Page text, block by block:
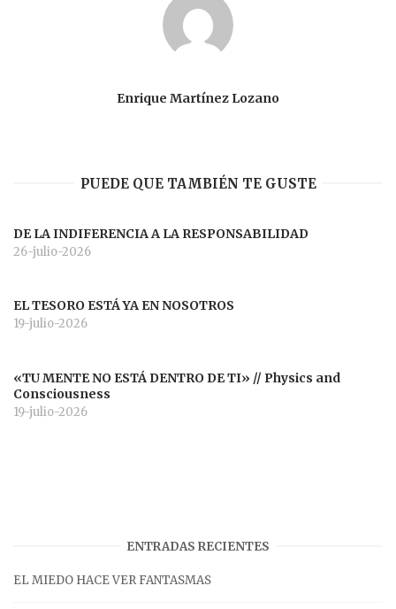
Enrique Martínez Lozano
PUEDE QUE TAMBIÉN TE GUSTE
DE LA INDIFERENCIA A LA RESPONSABILIDAD
26-julio-2026
EL TESORO ESTÁ YA EN NOSOTROS
19-julio-2026
«TU MENTE NO ESTÁ DENTRO DE TI» // Physics and
Consciousness
19-julio-2026
ENTRADAS RECIENTES
EL MIEDO HACE VER FANTASMAS